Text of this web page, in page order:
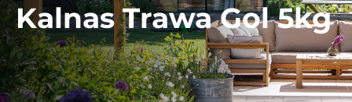
Kalnas Trawa Gol 5kg